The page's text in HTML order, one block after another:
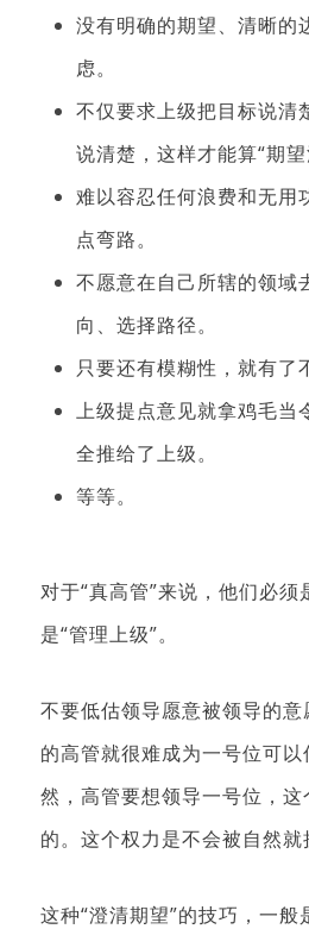
没有明确的期望、清晰的
虑。
不仅要求上级把目标说清
说清楚，这样才能算“期望
难以容忍任何浪费和无用
点弯路。
不愿意在自己所辖的领域
向、选择路径。
只要还有模糊性，就有了
上级提点意见就拿鸡毛当
全推给了上级。
等等。
对于“真高管”来说，他们必须
是“管理上级”。
不要低估领导愿意被领导的
的高管就很难成为一号位可以
然，高管要想领导一号位，
的。这个权力是不会被自然就
这种“澄清期望”的技巧，一